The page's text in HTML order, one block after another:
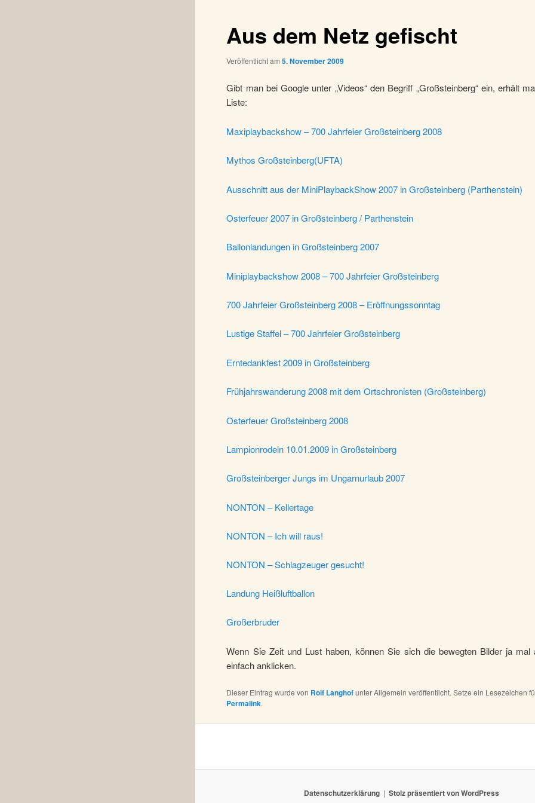
Aus dem Netz gefischt
Veröffentlicht am5. November 2009
Gibt man bei Google unter „Videos“ den Begriff „Großsteinberg“ ein, erhält
Liste:
Maxiplaybackshow – 700 Jahrfeier Großsteinberg 2008
Mythos Großsteinberg(UFTA)
Ausschnitt aus der MiniPlaybackShow 2007 in Großsteinberg (Parthenstein)
Osterfeuer 2007 in Großsteinberg / Parthenstein
Ballonlandungen in Großsteinberg 2007
Miniplaybackshow 2008 – 700 Jahrfeier Großsteinberg
700 Jahrfeier Großsteinberg 2008 – Eröffnungssonntag
Lustige Staffel – 700 Jahrfeier Großsteinberg
Erntedankfest 2009 in Großsteinberg
Frühjahrswanderung 2008 mit dem Ortschronisten (Großsteinberg)
Osterfeuer Großsteinberg 2008
Lampionrodeln 10.01.2009 in Großsteinberg
Großsteinberger Jungs im Ungarnurlaub 2007
NONTON – Kellertage
NONTON – Ich will raus!
NONTON – Schlagzeuger gesucht!
Landung Heißluftballon
Großerbruder
Wenn Sie Zeit und Lust haben, können Sie sich die bewegten Bilder ja mal
einfach anklicken.
Dieser Eintrag wurde von Rolf Langhofunter Allgemein veröffentlicht. Setze ein Lesezeichen
Permalink.
Datenschutzerklärung Stolz präsentiert von WordPress